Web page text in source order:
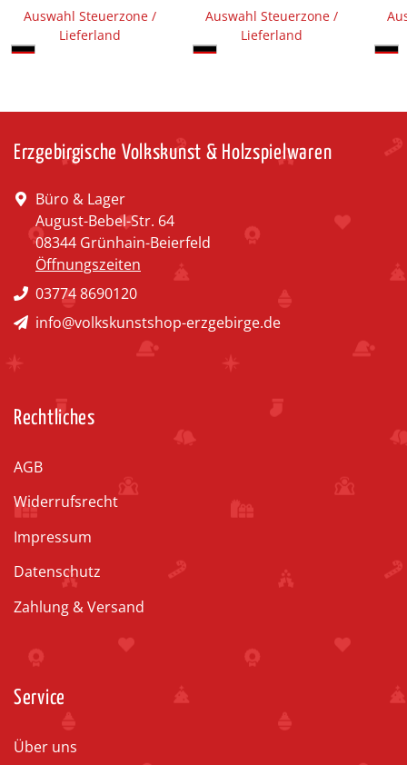
Auswahl Steuerzone /
Lieferland
Auswahl Steuerzone /
Lieferland
Erzgebirgische Volkskunst & Holzspielwaren
Büro & Lager
August-Bebel-Str. 64
08344 Grünhain-Beierfeld
Öffnungszeiten
03774 8690120
info@volkskunstshop-erzgebirge.de
Rechtliches
AGB
Widerrufsrecht
Impressum
Datenschutz
Zahlung & Versand
Service
Über uns